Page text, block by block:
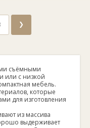
❯
съёмными
или с низкой
мебель.
которые
для изготовления
из массива
выдерживает